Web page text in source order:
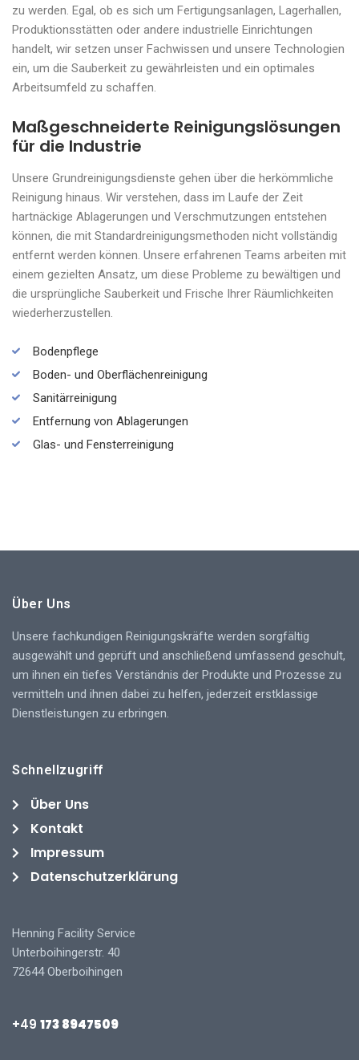
zu werden. Egal, ob es sich um Fertigungsanlagen, Lagerhallen,
Produktionsstätten oder andere industrielle Einrichtungen
handelt, wir setzen unser Fachwissen und unsere Technologien
ein, um die Sauberkeit zu gewährleisten und ein optimales
Arbeitsumfeld zu schaffen.
Maßgeschneiderte Reinigungslösungen
für die Industrie
Unsere Grundreinigungsdienste gehen über die herkömmliche
Reinigung hinaus. Wir verstehen, dass im Laufe der Zeit
hartnäckige Ablagerungen und Verschmutzungen entstehen
können, die mit Standardreinigungsmethoden nicht vollständig
entfernt werden können. Unsere erfahrenen Teams arbeiten mit
einem gezielten Ansatz, um diese Probleme zu bewältigen und
die ursprüngliche Sauberkeit und Frische Ihrer Räumlichkeiten
wiederherzustellen.
Bodenpflege
Boden- und Oberflächenreinigung
Sanitärreinigung
Entfernung von Ablagerungen
Glas- und Fensterreinigung
Über Uns
Unsere fachkundigen Reinigungskräfte werden sorgfältig
ausgewählt und geprüft und anschließend umfassend geschult,
um ihnen ein tiefes Verständnis der Produkte und Prozesse zu
vermitteln und ihnen dabei zu helfen, jederzeit erstklassige
Dienstleistungen zu erbringen.
Schnellzugriff
Über Uns
Kontakt
Impressum
Datenschutzerklärung
Henning Facility Service
Unterboihingerstr. 40
72644 Oberboihingen
+49 173 8947509